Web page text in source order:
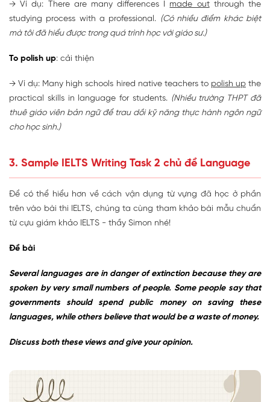
→ Ví dụ: There are many differences I made outthrough the
studying process with a professional. (Có nhiều điểm khác biệt
mà tôi đã hiểu được trong quá trình học với giáo sư.)
To polish up: cải thiện
→ Ví dụ: Many high schools hired native teachers to polish upthe
practical skills in language for students. (Nhiều trường THPT đã
thuê giáo viên bản ngữ để trau dồi kỹ năng thực hành ngôn ngữ
cho học sinh.)
3. Sample IELTS Writing Task 2 chủ đề Language
Để có thể hiểu hơn về cách vận dụng từ vựng đã học ở phần
trên vào bài thi IELTS, chúng ta cùng tham khảo bài mẫu chuẩn
từ cựu giám khảo IELTS - thầy Simon nhé!
Đề bài
Several languages are in danger of extinction because they are
spoken by very small numbers of people. Some people say that
governments should spend public money on saving these
languages, while others believe that would be a waste of money.
Discuss both these views and give your opinion.